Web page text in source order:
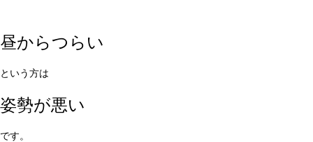
昼からつらい
という方は
姿勢が悪い
です。